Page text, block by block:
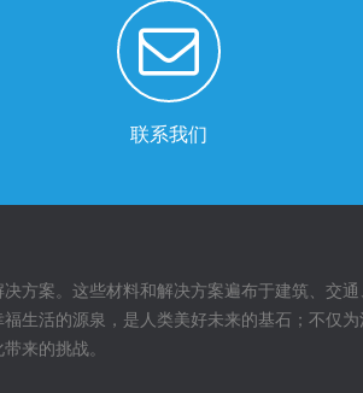
联系我们
方案。这些材料和解决方案遍布于建筑、交
生活的源泉，是人类美好未来的基石；不仅
来的挑战。